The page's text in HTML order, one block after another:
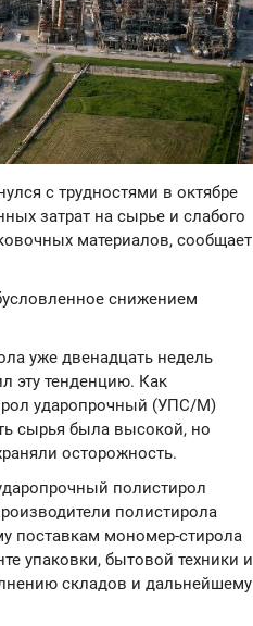
с трудностями в октябре
затрат на сырье и слабого
материалов, сообщает
снижением
уже двенадцать недель
эту тенденцию. Как
ударопрочный (УПС/М)
сырья была высокой, но
осторожность.
полистирол
полистирола
поставкам мономер-стирола
упаковки, бытовой техники и
складов и дальнейшему